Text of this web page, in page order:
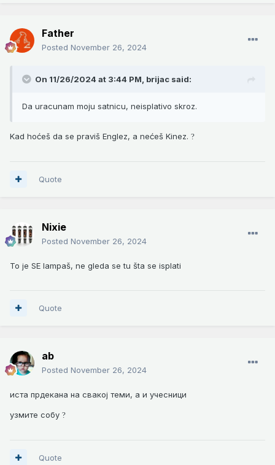
Father
Posted November 26, 2024
On 11/26/2024 at 3:44 PM, brijac said:
Da uracunam moju satnicu, neisplativo skroz.
Kad hoćeš da se praviš Englez, a nećeš Kinez. ?
Quote
Nixie
Posted November 26, 2024
To je SE lampaš, ne gleda se tu šta se isplati
Quote
ab
Posted November 26, 2024
иста прдекана на свакој теми, а и учесници
узмите собу ?
Quote